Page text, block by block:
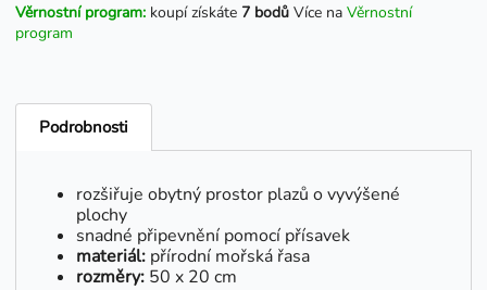
Věrnostní program: koupí získáte 7 bodů Více na Věrnostní
program
Podrobnosti
rozšiřuje obytný prostor plazů o vyvýšené
plochy
snadné připevnění pomocí přísavek
materiál: přírodní mořská řasa
rozměry: 50 x 20 cm